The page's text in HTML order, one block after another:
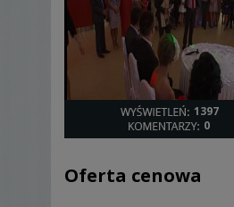
1397
0
Oferta cenowa